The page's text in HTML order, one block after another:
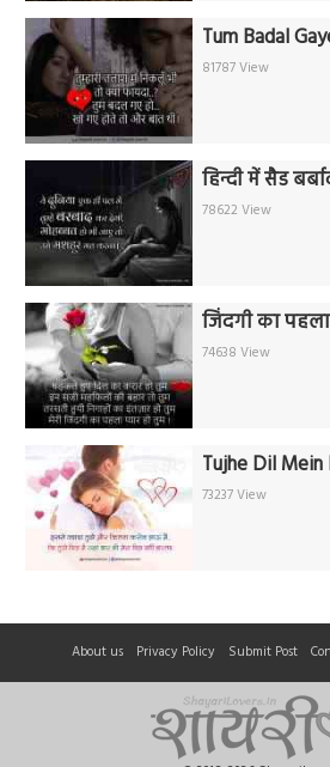
Tum Badal
81787 View
हिन्दी में सैड
78622 View
जिंदगी का
74638 View
Tujhe Dil Mein
73237 View
About us Privacy Policy Submit Post